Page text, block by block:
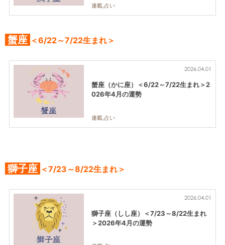
連載,占い
蟹座 ＜6/22～7/22生まれ＞
2026.04.01
蟹座（かに座）＜6/22～7/22生まれ＞2
026年4月の運勢
連載,占い
獅子座 ＜7/23～8/22生まれ＞
2026.04.01
獅子座（しし座）＜7/23～8/22生まれ
＞2026年4月の運勢